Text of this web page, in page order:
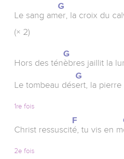
G
Le sang amer, la croix du
(× 2)
G
Hors des ténèbres jaillit la
G
Le tombeau désert, la pierre
1re fois
F
Christ ressuscité, tu vis en m
2e fois